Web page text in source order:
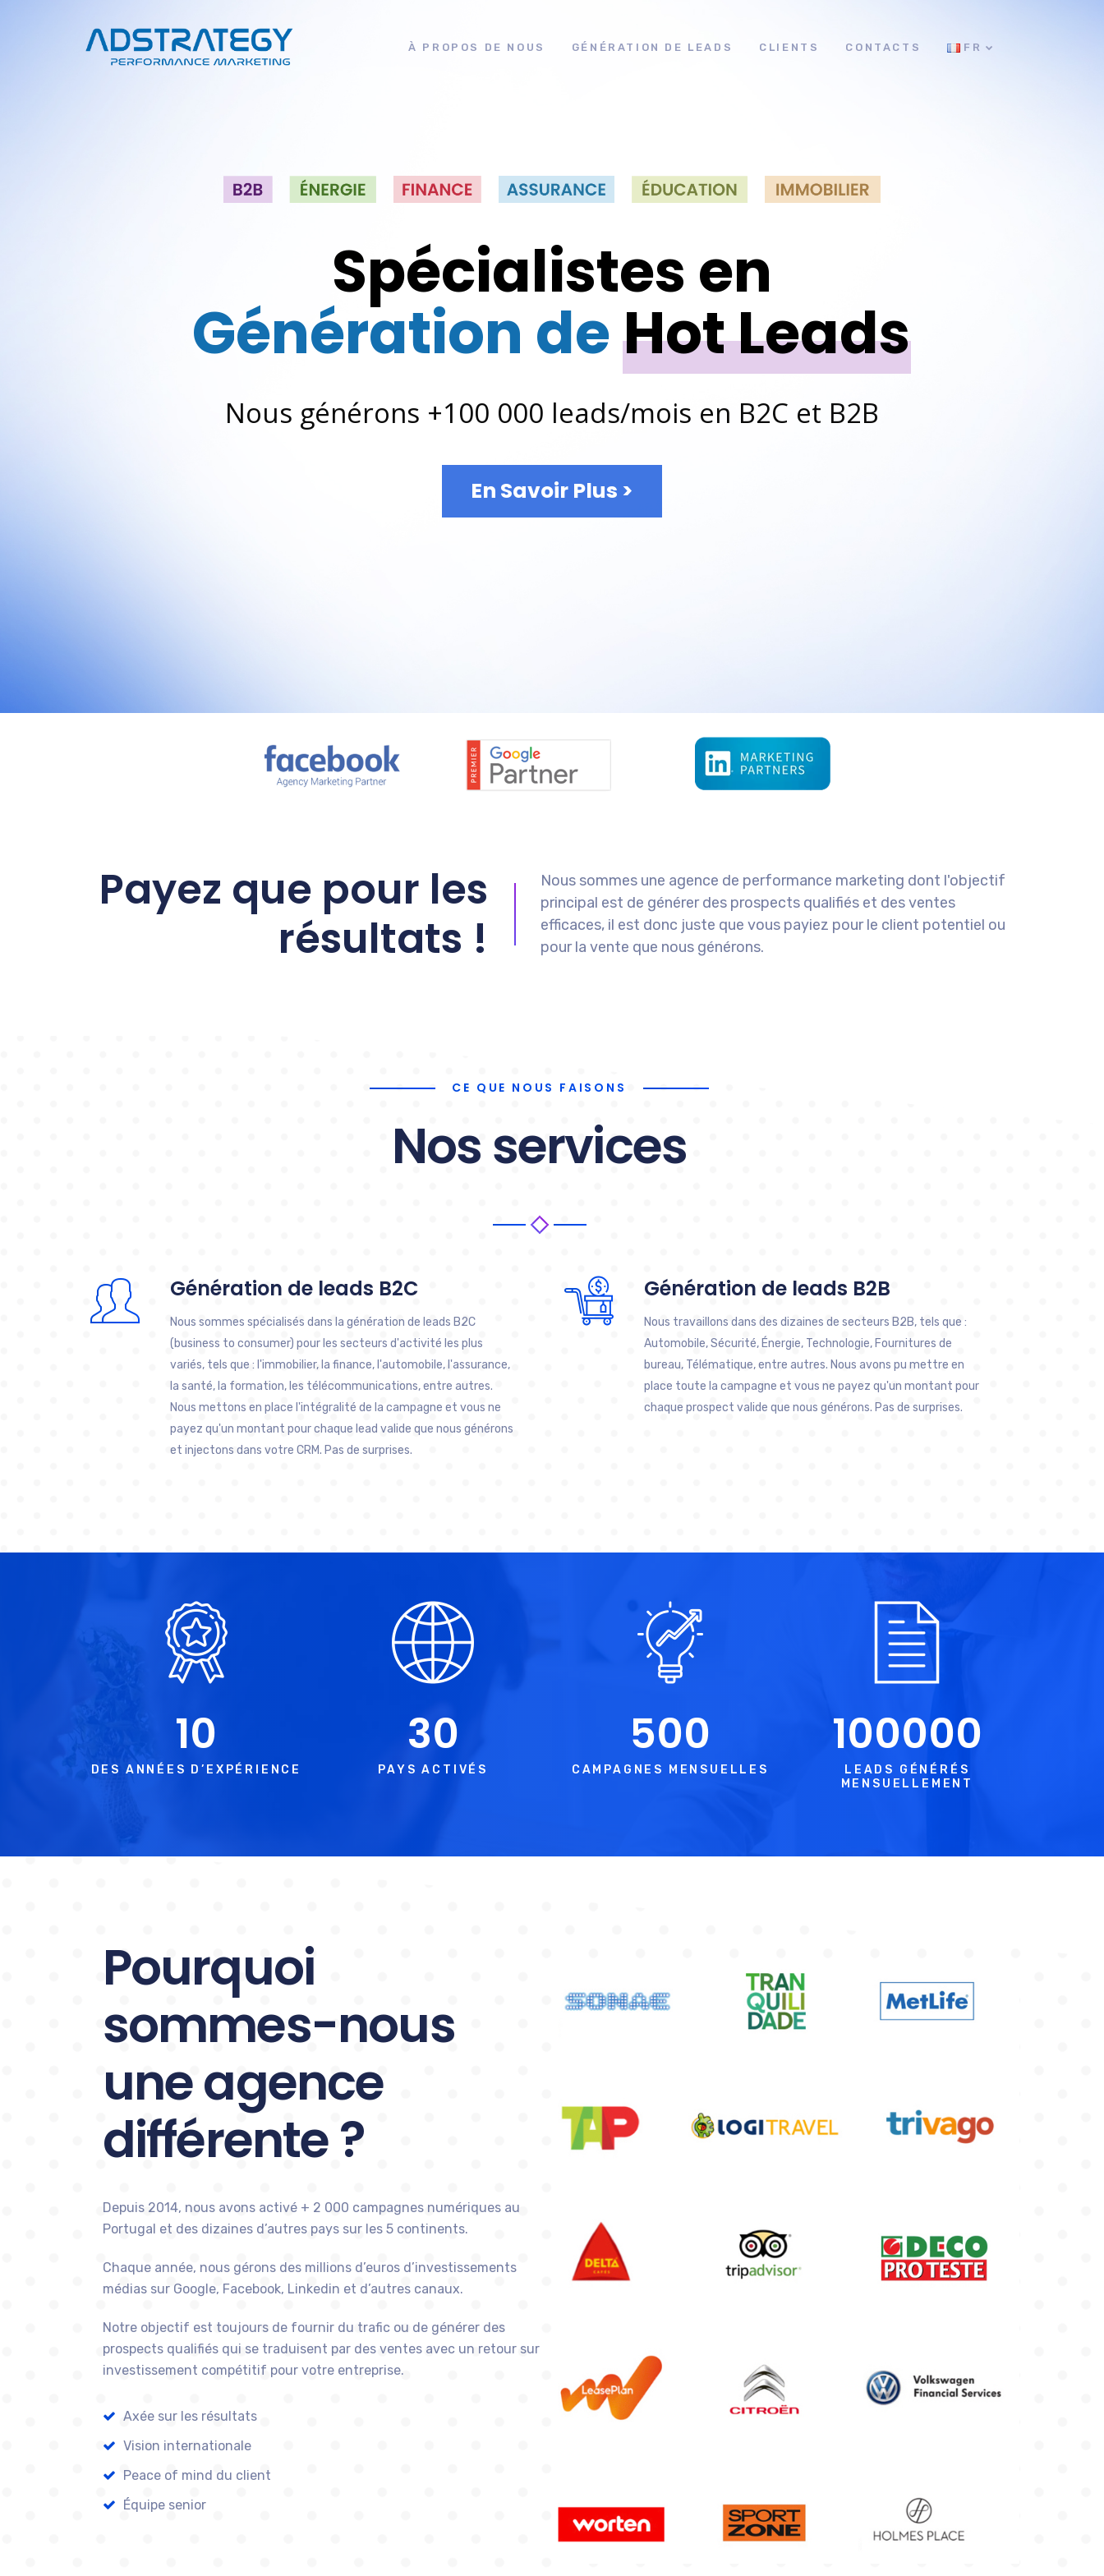
À PROPOS DE NOUS GÉNÉRATION DE LEADS CLIENTS CONTACTS FR
Génération deHot Leads
En Savoir Plus >
Spécialistes en
Nous générons +100 000 leads/mois en B2C et B2B
Payez que pour les
résultats !
Nous sommes une agence de performance marketing dont l'objectif
principal est de générer des prospects qualifiés et des ventes
efficaces, il est donc juste que vous payiez pour le client potentiel ou
pour la vente que nous générons.
CE QUE NOUS FAISONS
Nos services
Génération de leads B2C
Nous sommes spécialisés dans la génération de leads B2C
(business to consumer) pour les secteurs d'activité les plus
variés, tels que : l'immobilier, la finance, l'automobile, l'assurance,
la santé, la formation, les télécommunications, entre autres.
Nous mettons en place l'intégralité de la campagne et vous ne
payez qu'un montant pour chaque lead valide que nous générons
et injectons dans votre CRM. Pas de surprises.
Génération de leads B2B
Nous travaillons dans des dizaines de secteurs B2B, tels que :
Automobile, Sécurité, Énergie, Technologie, Fournitures de
bureau, Télématique, entre autres. Nous avons pu mettre en
place toute la campagne et vous ne payez qu'un montant pour
chaque prospect valide que nous générons. Pas de surprises.
10
DES ANNÉES D’EXPÉRIENCE
30
PAYS ACTIVÉS
500
CAMPAGNES MENSUELLES
100000
LEADS GÉNÉRÉS
MENSUELLEMENT
Pourquoi
sommes-nous
une agence
différente ?
Depuis 2014, nous avons activé + 2 000 campagnes numériques au
Portugal et des dizaines d’autres pays sur les 5 continents.
Chaque année, nous gérons des millions d’euros d’investissements
médias sur Google, Facebook, Linkedin et d’autres canaux.
Notre objectif est toujours de fournir du trafic ou de générer des
prospects qualifiés qui se traduisent par des ventes avec un retour sur
investissement compétitif pour votre entreprise.
Axée sur les résultats
Vision internationale
Peace of mind du client
Équipe senior